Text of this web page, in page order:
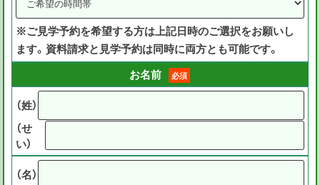
※ご見学予約を希望する方は上記日時のご選択をお願いし
ます。資料請求と見学予約は同時に両方とも可能です。
お名前
必須
（姓）
（せ
い）
（名）